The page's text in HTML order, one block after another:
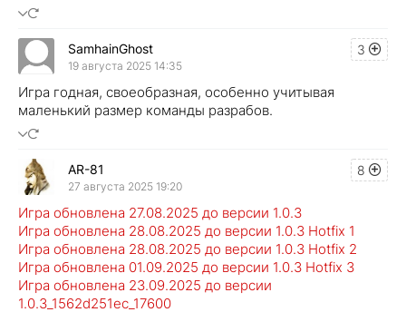
3
SamhainGhost
19 августа 2025 14:35
Игра годная, своеобразная, особенно учитывая
маленький размер команды разрабов.
8
AR-81
27 августа 2025 19:20
Игра обновлена 27.08.2025 до версии 1.0.3
Игра обновлена 28.08.2025 до версии 1.0.3 Hotfix 1
Игра обновлена 28.08.2025 до версии 1.0.3 Hotfix 2
Игра обновлена 01.09.2025 до версии 1.0.3 Hotfix 3
Игра обновлена 23.09.2025 до версии
1.0.3_1562d251ec_17600